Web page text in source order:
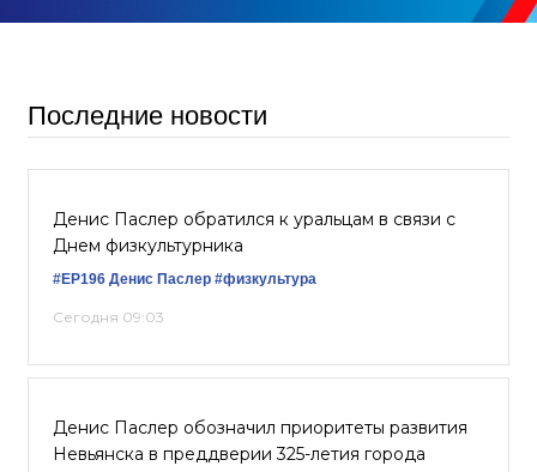
Последние новости
Денис Паслер обратился к уральцам в связи с
Днем физкультурника
#ЕР196 Денис Паслер #физкультура
Сегодня 09:03
Денис Паслер обозначил приоритеты развития
Невьянска в преддверии 325-летия города